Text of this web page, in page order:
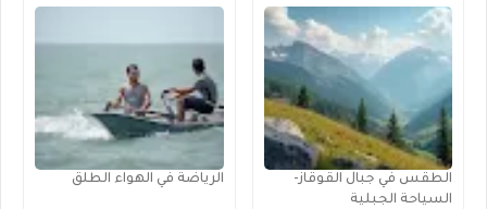
الطقس في جبال القوقاز-
السياحة الجبلية
الرياضة في الهواء الطلق